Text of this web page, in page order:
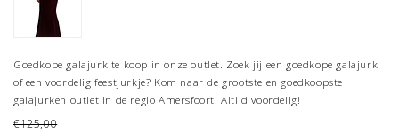
Goedkope galajurk te koop in onze outlet. Zoek jij een goedkope galajurk
of een voordelig feestjurkje? Kom naar de grootste en goedkoopste
galajurken outlet in de regio Amersfoort. Altijd voordelig!
€125,00